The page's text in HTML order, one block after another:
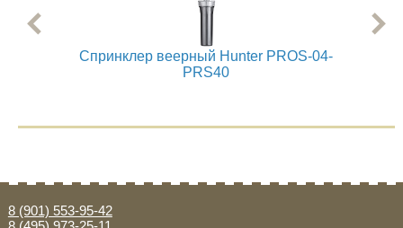
Спринклер веерный Hunter PROS-04-
PRS40
8 (901) 553-95-42
Дополнительные товары